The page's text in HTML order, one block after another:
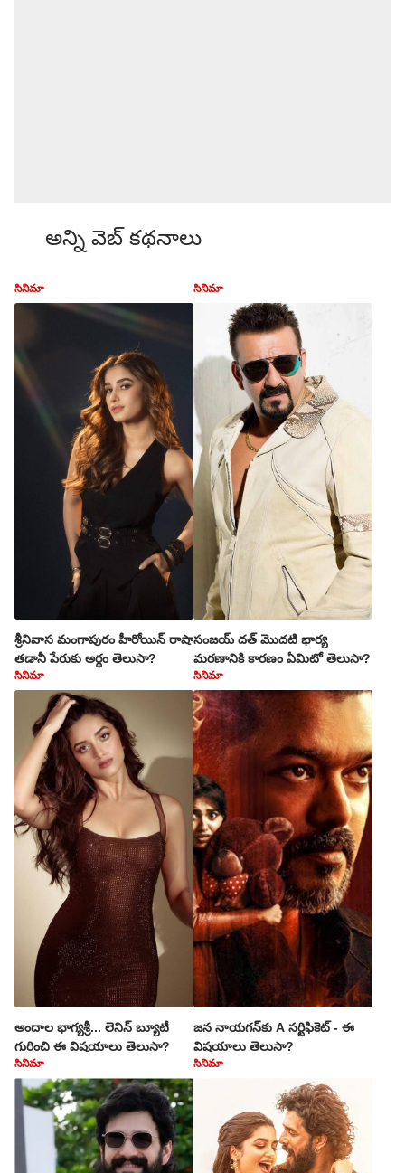
అన్ని వెబ్ కథనాలు
సినిమా
శ్రీనివాస మంగాపురం హీరోయిన్ రాషా
తడానీ పేరుకు అర్థం తెలుసా?
సినిమా
సంజయ్ దత్ మొదటి భార్య
మరణానికి కారణం ఏమిటో తెలుసా?
సినిమా
అందాల భాగ్యశ్రీ... లెనిన్ బ్యూటీ
గురించి ఈ విషయాలు తెలుసా?
సినిమా
జన నాయగన్‌కు A సర్టిఫికెట్ - ఈ
విషయాలు తెలుసా?
సినిమా సినిమా